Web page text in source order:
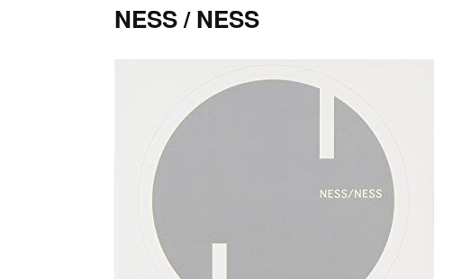
NESS / NESS